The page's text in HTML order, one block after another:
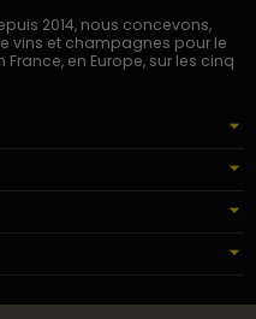
2014, nous concevons,
vins et champagnes pour le
en Europe, sur les cinq